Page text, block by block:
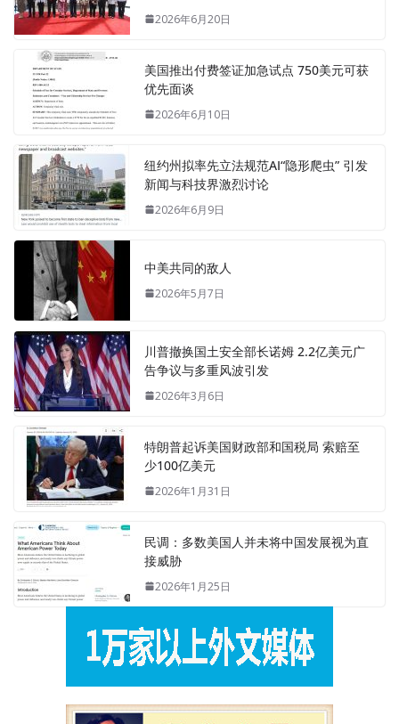
2026年6月20日
美国推出付费签证加急试点 750美元可获
优先面谈
2026年6月10日
纽约州拟率先立法规范AI“隐形爬虫” 引发
新闻与科技界激烈讨论
2026年6月9日
中美共同的敌人
2026年5月7日
川普撤换国土安全部长诺姆 2.2亿美元广
告争议与多重风波引发
2026年3月6日
特朗普起诉美国财政部和国税局 索赔至
少100亿美元
2026年1月31日
民调：多数美国人并未将中国发展视为直
接威胁
2026年1月25日